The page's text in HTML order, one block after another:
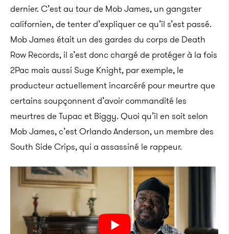
dernier. C’est au tour de Mob James, un gangster
californien, de tenter d’expliquer ce qu’il s’est passé.
Mob James était un des gardes du corps de Death
Row Records, il s’est donc chargé de protéger à la fois
2Pac mais aussi Suge Knight, par exemple, le
producteur actuellement incarcéré pour meurtre que
certains soupçonnent d’avoir commandité les
meurtres de Tupac et Biggy. Quoi qu’il en soit selon
Mob James, c’est Orlando Anderson, un membre des
South Side Crips, qui a assassiné le rappeur.